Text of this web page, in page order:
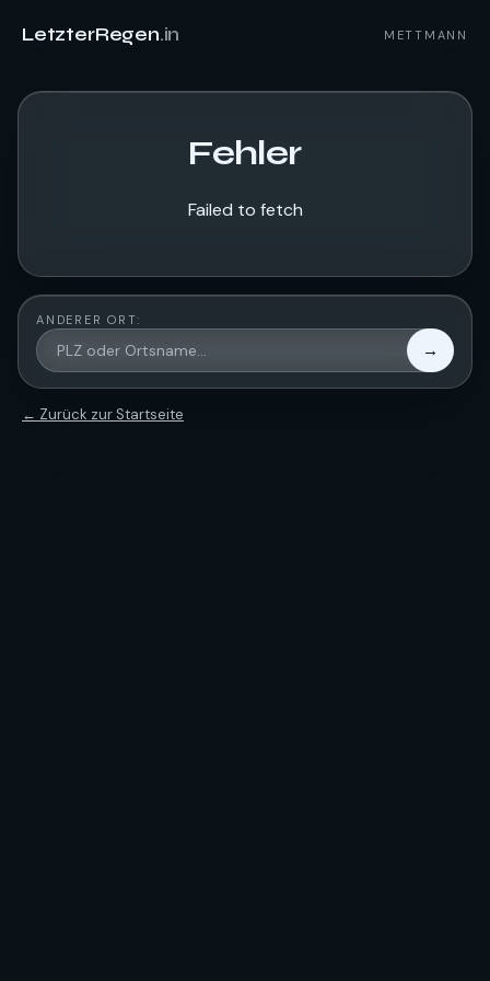
LetzterRegen.in METTMANN
Fehler
Failed to fetch
ANDERER ORT:
→
← Zurück zur Startseite